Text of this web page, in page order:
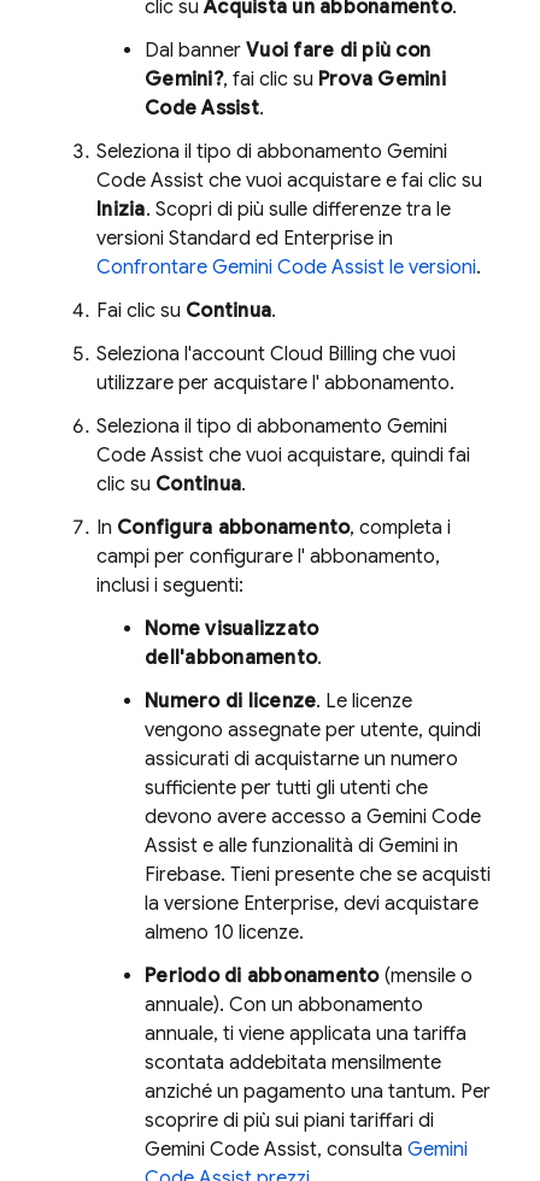
clic suAcquista un abbonamento.
Dal banner Vuoi fare di più con
Gemini?, fai clic su Prova Gemini
Code Assist.
Seleziona il tipo di abbonamento Gemini
Code Assist che vuoi acquistare e fai clic su
Inizia. Scopri di più sulle differenze tra le
versioni Standard ed Enterprise in
Confrontare Gemini Code Assist le versioni.
Fai clic su Continua.
Seleziona l'account Cloud Billing che vuoi
utilizzare per acquistare l' abbonamento.
Seleziona il tipo di abbonamento Gemini
Code Assist che vuoi acquistare, quindi fai
clic su Continua.
In Configura abbonamento, completa i
campi per configurare l' abbonamento,
inclusi i seguenti:
Nome visualizzato
dell'abbonamento.
Numero di licenze. Le licenze
vengono assegnate per utente, quindi
assicurati di acquistarne un numero
sufficiente per tutti gli utenti che
devono avere accesso a Gemini Code
Assist e alle funzionalità di Gemini in
Firebase. Tieni presente che se acquisti
la versione Enterprise, devi acquistare
almeno 10 licenze.
Periodo di abbonamento(mensile o
annuale). Con un abbonamento
annuale, ti viene applicata una tariffa
scontata addebitata mensilmente
anziché un pagamento una tantum. Per
scoprire di più sui piani tariffari di
Gemini Code Assist, consulta Gemini